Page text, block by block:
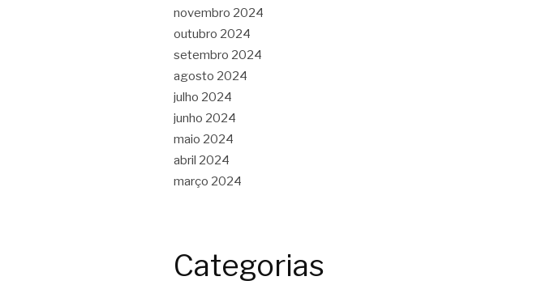
novembro 2024
outubro 2024
setembro 2024
agosto 2024
julho 2024
junho 2024
maio 2024
abril 2024
março 2024
Categorias